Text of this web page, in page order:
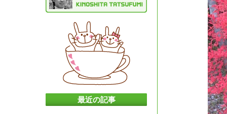
最近の記事